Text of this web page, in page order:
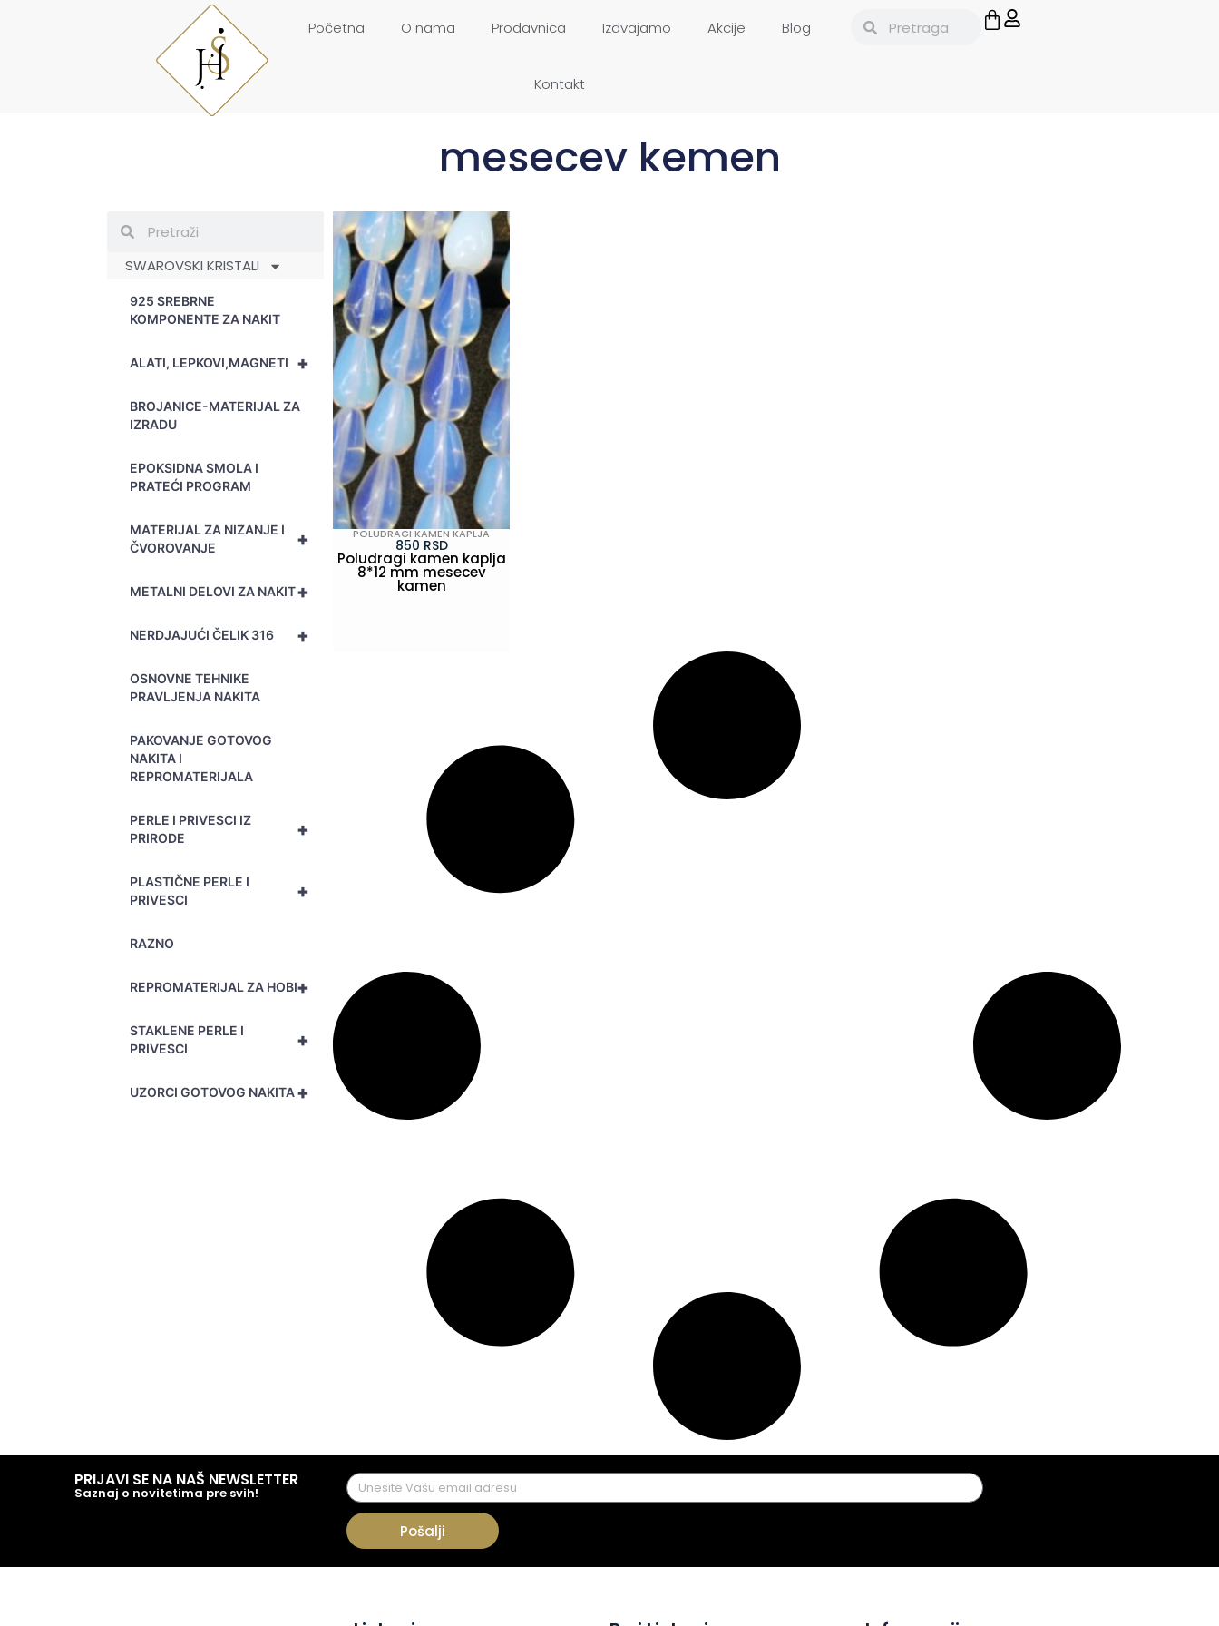
Početna O nama Prodavnica Izdvajamo Akcije Blog
Kontakt
mesecev kemen
SWAROVSKI KRISTALI
925 SREBRNE
KOMPONENTE ZA NAKIT
+
ALATI, LEPKOVI,MAGNETI
BROJANICE-MATERIJAL ZA
IZRADU
EPOKSIDNA SMOLA I
PRATEĆI PROGRAM
+
MATERIJAL ZA NIZANJE I
ČVOROVANJE
+
METALNI DELOVI ZA NAKIT
+
NERDJAJUĆI ČELIK 316
OSNOVNE TEHNIKE
PRAVLJENJA NAKITA
PAKOVANJE GOTOVOG
NAKITA I
REPROMATERIJALA
+
PERLE I PRIVESCI IZ
PRIRODE
+
PLASTIČNE PERLE I
PRIVESCI
RAZNO
+
REPROMATERIJAL ZA HOBI
+
STAKLENE PERLE I
PRIVESCI
+
UZORCI GOTOVOG NAKITA
POLUDRAGI KAMEN KAPLJA
850 RSD
Poludragi kamen kaplja
8*12 mm mesecev
kamen
PRIJAVI SE NA NAŠ NEWSLETTER
Saznaj o novitetima pre svih!
Pošalji